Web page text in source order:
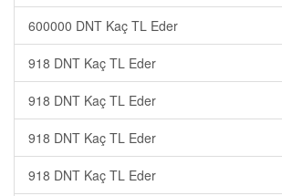
600000 DNT Kaç TL Eder
918 DNT Kaç TL Eder
918 DNT Kaç TL Eder
918 DNT Kaç TL Eder
918 DNT Kaç TL Eder